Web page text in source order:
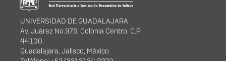
UNIVERSIDAD DE GUADALAJARA
Av. Juárez No.976, Colonia Centro, C.P.
44100,
Guadalajara, Jalisco, México